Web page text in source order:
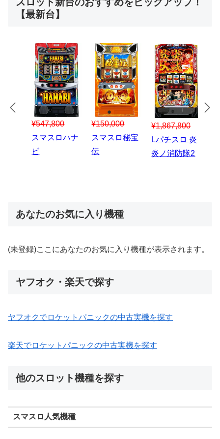
【最新台】
¥547,800
スマスロハナ
ビ
¥150,000
スマスロ秘宝
伝
¥1,867,800
Lパチスロ 炎
炎ノ消防隊2
あなたのお気に入り機種
(未登録)ここにあなたのお気に入り機種が表示されます。
ヤフオク・楽天で探す
ヤフオクでロケットパニックの中古実機を探す
楽天でロケットパニックの中古実機を探す
他のスロット機種を探す
スマスロ人気機種